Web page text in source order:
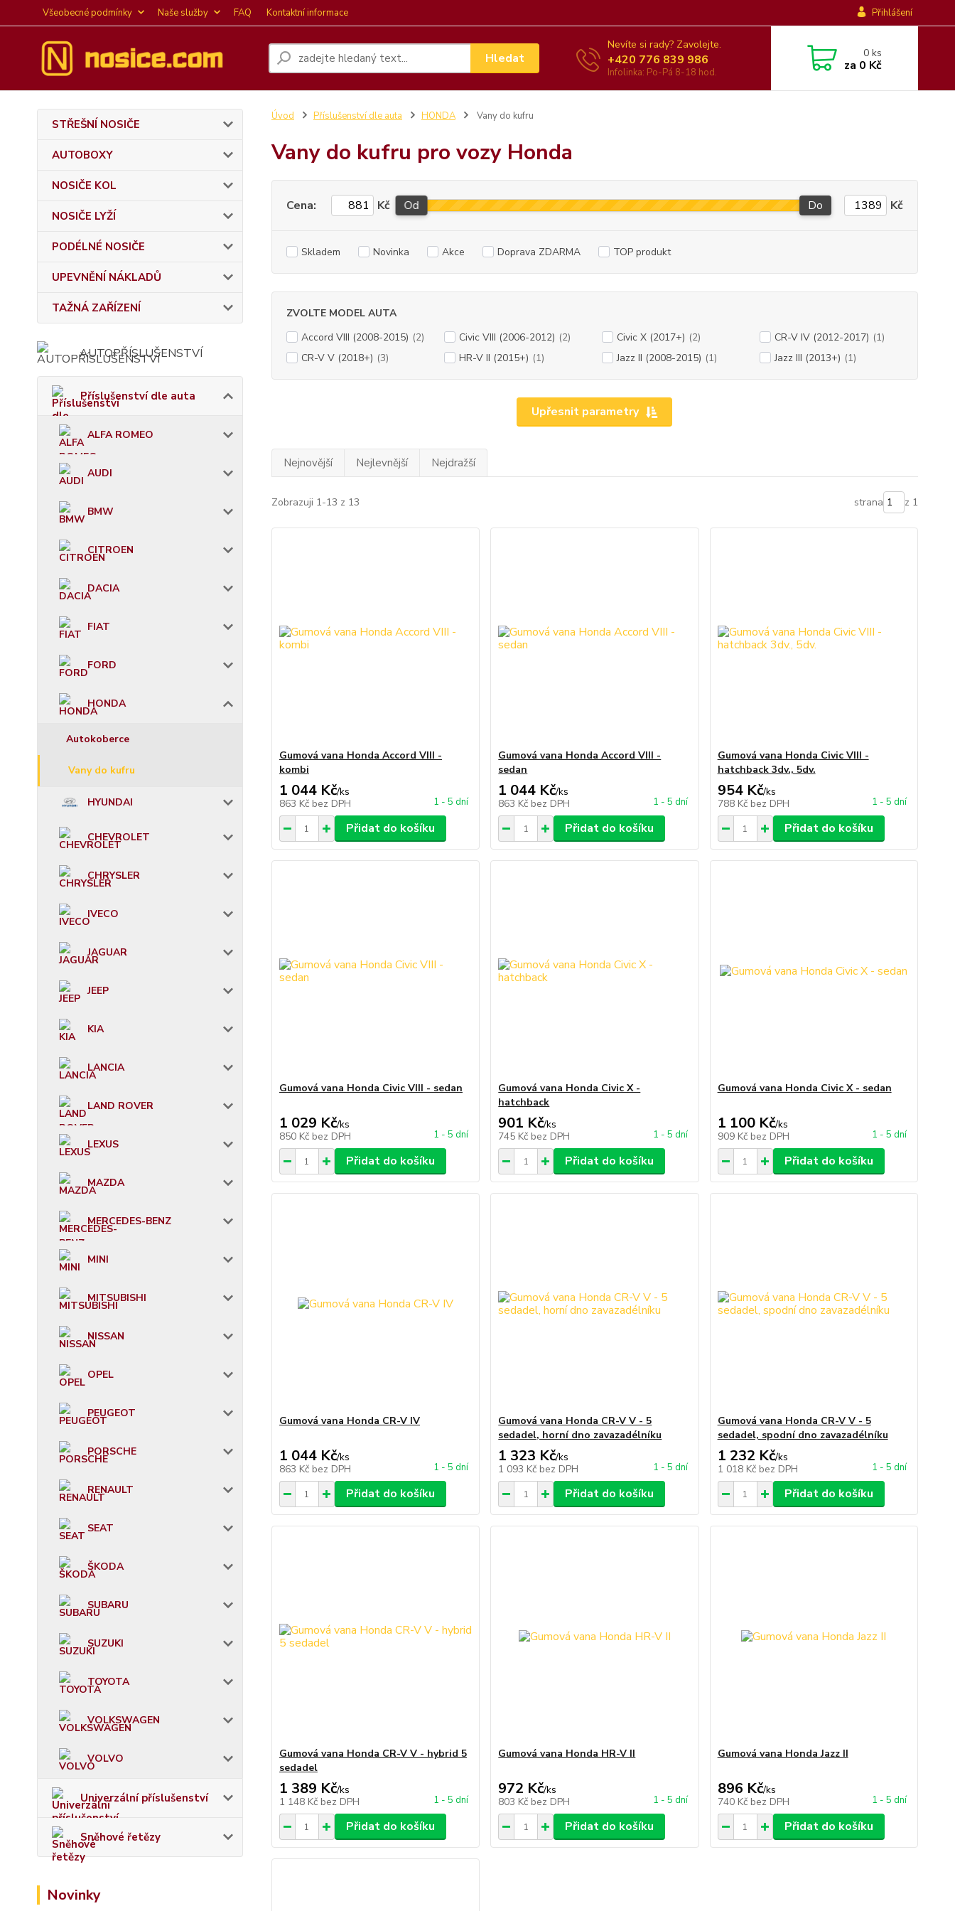
Všeobecné podmínky Naše služby FAQ Kontaktní informace Přihlášení
Hledat
Nevíte si rady? Zavolejte.
+420 776 839 986
Infolinka: Po-Pá 8-18 hod.
0ks
za 0 Kč
STŘEŠNÍ NOSIČE
AUTOBOXY
NOSIČE KOL
NOSIČE LYŽÍ
PODÉLNÉ NOSIČE
UPEVNĚNÍ NÁKLADŮ
TAŽNÁ ZAŘÍZENÍ
AUTOPŘÍSLUŠENSTVÍ
Příslušenství dle auta
ALFA ROMEO
AUDI
BMW
CITROEN
DACIA
FIAT
FORD
HONDA
Autokoberce
Vany do kufru
HYUNDAI
CHEVROLET
CHRYSLER
IVECO
JAGUAR
JEEP
KIA
LANCIA
LAND ROVER
LEXUS
MAZDA
MERCEDES-BENZ
MINI
MITSUBISHI
NISSAN
OPEL
PEUGEOT
PORSCHE
RENAULT
SEAT
ŠKODA
SUBARU
SUZUKI
TOYOTA
VOLKSWAGEN
VOLVO
Univerzální příslušenství
Sněhové řetězy
Novinky
Úvod Příslušenství dle auta HONDA Vany do kufru
Vany do kufru pro vozy Honda
Upřesnit parametry
Cena: Kč Od Do Kč
Skladem Novinka Akce Doprava ZDARMA TOP produkt
ZVOLTE MODEL AUTA
Accord VIII (2008-2015) (2) Civic VIII (2006-2012) (2) Civic X (2017+) (2) CR-V IV (2012-2017) (1)
CR-V V (2018+) (3) HR-V II (2015+) (1) Jazz II (2008-2015) (1) Jazz III (2013+) (1)
Nejnovější Nejlevnější Nejdražší
Zobrazuji 1-13 z 13 strana z 1
Gumová vana Honda Accord VIII -
kombi
1 044 Kč/ks
863 Kč bez DPH 1 - 5 dní
Přidat do košíku
Gumová vana Honda Accord VIII -
sedan
1 044 Kč/ks
863 Kč bez DPH 1 - 5 dní
Přidat do košíku
Gumová vana Honda Civic VIII -
hatchback 3dv., 5dv.
954 Kč/ks
788 Kč bez DPH 1 - 5 dní
Přidat do košíku
Gumová vana Honda Civic VIII - sedan
1 029 Kč/ks
850 Kč bez DPH 1 - 5 dní
Přidat do košíku
Gumová vana Honda Civic X -
hatchback
901 Kč/ks
745 Kč bez DPH 1 - 5 dní
Přidat do košíku
Gumová vana Honda Civic X - sedan
1 100 Kč/ks
909 Kč bez DPH 1 - 5 dní
Přidat do košíku
Gumová vana Honda CR-V IV
1 044 Kč/ks
863 Kč bez DPH 1 - 5 dní
Přidat do košíku
Gumová vana Honda CR-V V - 5
sedadel, horní dno zavazadélníku
1 323 Kč/ks
1 093 Kč bez DPH 1 - 5 dní
Přidat do košíku
Gumová vana Honda CR-V V - 5
sedadel, spodní dno zavazadélníku
1 232 Kč/ks
1 018 Kč bez DPH 1 - 5 dní
Přidat do košíku
Gumová vana Honda CR-V V - hybrid 5
sedadel
1 389 Kč/ks
1 148 Kč bez DPH 1 - 5 dní
Přidat do košíku
Gumová vana Honda HR-V II
972 Kč/ks
803 Kč bez DPH 1 - 5 dní
Přidat do košíku
Gumová vana Honda Jazz II
896 Kč/ks
740 Kč bez DPH 1 - 5 dní
Přidat do košíku